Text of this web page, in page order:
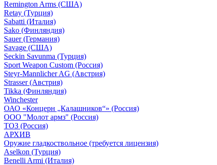
Remington Arms (США)
Retay (Турция)
Sabatti (Италия)
Sako (Финляндия)
Sauer (Германия)
Savage (США)
Seckin Savunma (Турция)
Sport Weapon Custom (Россия)
Steyr-Mannlicher AG (Австрия)
Strasser (Австрия)
Tikka (Финляндия)
Winchester
ОАО «Концерн „Калашников“» (Россия)
ООО "Молот армз" (Россия)
ТОЗ (Россия)
АРХИВ
Оружие гладкоствольное (требуется лицензия)
Aselkon (Турция)
Benelli Armi (Италия)